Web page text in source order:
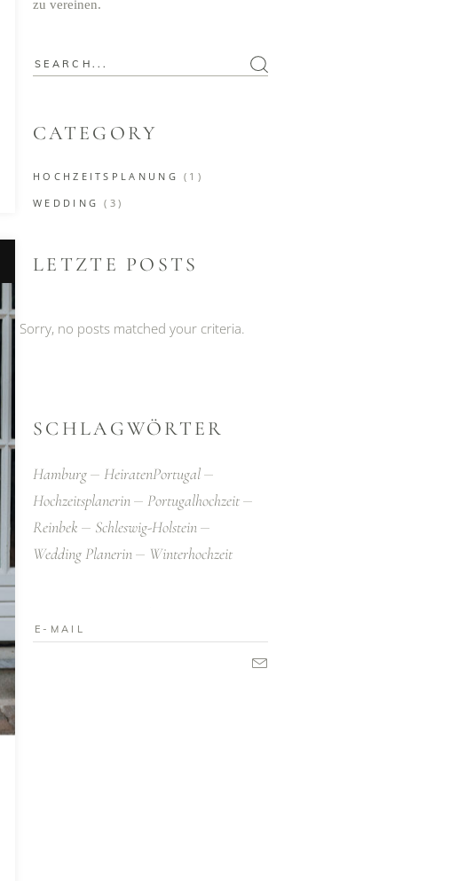
zu vereinen.
CATEGORY
HOCHZEITSPLANUNG (1)
WEDDING (3)
LETZTE POSTS
Sorry, no posts matched your criteria.
SCHLAGWÖRTER
Hamburg
HeiratenPortugal
Hochzeitsplanerin
Portugalhochzeit
Reinbek
Schleswig-Holstein
Wedding Planerin
Winterhochzeit